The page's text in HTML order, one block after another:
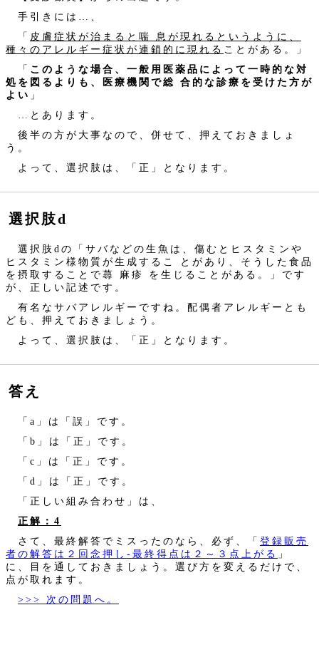
手引きには…、
「 皮膚症状が治まると喘 息が現れるというように、
種々のアレルギー症状が連鎖的に現れる ことがある。」
「 このような場合、一般用医薬品によって一時的な対
処を図るよりも、医療機関で総 合的な診療を受けた方が
よい 」
…とあります。
後半の方が大事なので、併せて、押えておきましょ
う。
よって、選択肢は、「正」となります。
選択肢d
選択肢dの「サバなどの生魚は、傷むとヒスタミンや
ヒスタミン様物質が生成するこ とがあり、そうした食品
を摂取することで蕁 麻疹 を生じることがある。」です
が、正しい記述です。
有名なサバアレルギーですね。配偶者アレルギーとも
ども、押えておきましょう。
よって、選択肢は、「正」となります。
答え
「a」は「誤」です。
「b」は「正」です。
「c」は「正」です。
「d」は「正」です。
「正しい組み合わせ」は、
正解：4
さて、最終解答でミスったのなら、必ず、「 登録販売
者の解答は２回念押し‐最終得点は２～３点上がる 」
に、目を通しておきましょう。選び方を変えるだけで、
点が取れます。
>>> 次の問題へ。